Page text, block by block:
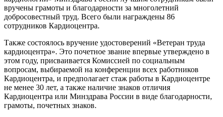
вручены грамоты и благодарности за многолетний
добросовестный труд. Всего были награждены 86
сотрудников Кардиоцентра.
Также состоялось вручение удостоверений «Ветеран труда
кардиоцентра». Это почетное звание впервые утверждено в
этом году, присваивается Комиссией по социальным
вопросам, выбираемой на конференции всех работников
Кардиоцентра, и предполагает стаж работы в Кардиоцентре
не менее 30 лет, а также наличие знаков отличия
Кардиоцентра или Минздрава России в виде благодарности,
грамоты, почетных знаков.